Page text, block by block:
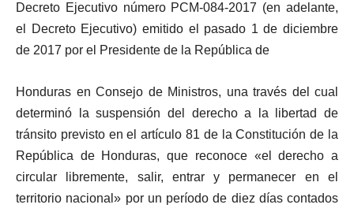
Decreto Ejecutivo número PCM-084-2017 (en adelante,
el Decreto Ejecutivo) emitido el pasado 1 de diciembre
de 2017 por el Presidente de la República de
Honduras en Consejo de Ministros, una través del cual
determinó la suspensión del derecho a la libertad de
tránsito previsto en el artículo 81 de la Constitución de la
República de Honduras, que reconoce «el derecho a
circular libremente, salir, entrar y permanecer en el
territorio nacional» por un período de diez días contados